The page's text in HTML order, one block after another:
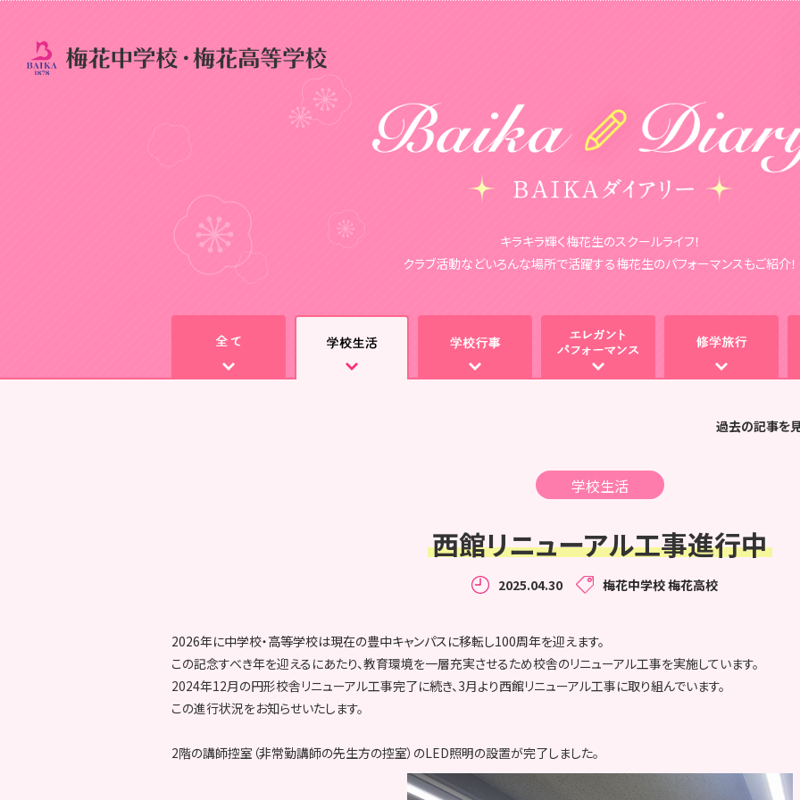
キラキラ輝く梅花生のスクールライフ！
クラブ活動などいろんな場所で活躍する梅花生のパフォーマンスもご紹介！
過去の記事を
学校生活
西館リニューアル工事進行中
2025.04.30 梅花中学校梅花高校
2026年に中学校・高等学校は現在の豊中キャンパスに移転し100周年を迎えます。
この記念すべき年を迎えるにあたり、教育環境を一層充実させるため校舎のリニューアル工事を実施しています。
2024年12月の円形校舎リニューアル工事完了に続き、3月より西館リニューアル工事に取り組んでいます。
この進行状況をお知らせいたします。
2階の講師控室（非常勤講師の先生方の控室）のLED照明の設置が完了しました。